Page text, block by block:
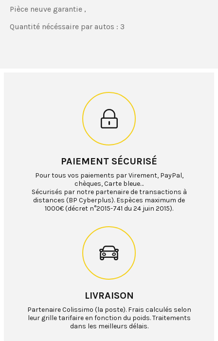
Pièce neuve garantie ,
Quantité nécéssaire par autos : 3
PAIEMENT SÉCURISÉ
Pour tous vos paiements par Virement, PayPal,
chèques, Carte bleue…
Sécurisés par notre partenaire de transactions à
distances (BP Cyberplus). Espèces maximum de
1000€ (décret n°2015-741 du 24 juin 2015).
LIVRAISON
Partenaire Colissimo (la poste). Frais calculés selon
leur grille tarifaire en fonction du poids. Traitements
dans les meilleurs délais.